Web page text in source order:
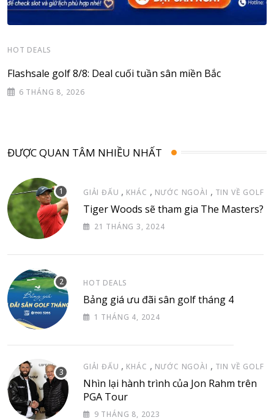
HOT DEALS
Flashsale golf 8/8: Deal cuối tuần sân miền Bắc
6 THÁNG 8, 2026
ĐƯỢC QUAN TÂM NHIỀU NHẤT
GIẢI ĐẤU , KHÁC , NƯỚC NGOÀI , TIN VỀ GOLF
Tiger Woods sẽ tham gia The Masters?
21 THÁNG 3, 2024
HOT DEALS
Bảng giá ưu đãi sân golf tháng 4
1 THÁNG 4, 2024
GIẢI ĐẤU , KHÁC , NƯỚC NGOÀI , TIN VỀ GOLF
Nhìn lại hành trình của Jon Rahm trên
PGA Tour
9 THÁNG 8, 2023